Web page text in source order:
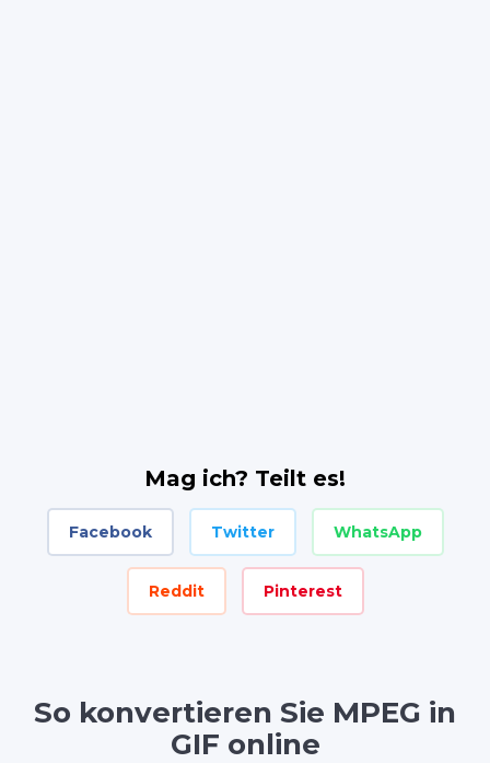
Mag ich? Teilt es!
Facebook Twitter WhatsApp
Reddit Pinterest
So konvertieren Sie MPEG in
GIF online